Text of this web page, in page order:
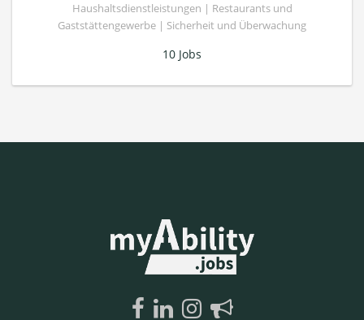
Haushaltsdienstleistungen | Restaurants und
Gaststättengewerbe | Sicherheit und Überwachung
10 Jobs